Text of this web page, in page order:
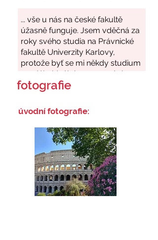
fotografie
úvodní fotografie: